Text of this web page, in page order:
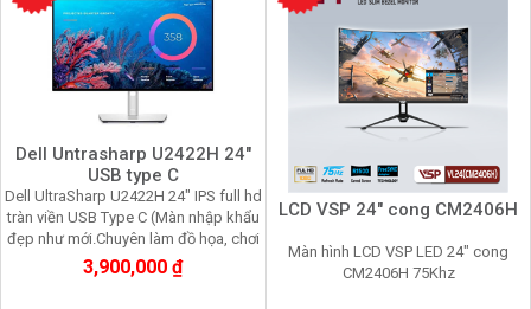
Dell Untrasharp U2422H 24"
USB type C
Dell UltraSharp U2422H 24" IPS full hd
tràn viền USB Type C (Màn nhập khẩu
đẹp như mới.Chuyên làm đồ họa, chơi
game, nhìn lâu không mỏi mắt)
3,900,000 ₫
LCD VSP 24" cong CM2406H
Màn hình LCD VSP LED 24" cong
CM2406H 75Khz